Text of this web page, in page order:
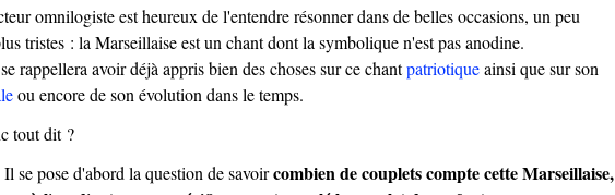
tristes : la Marseillaise est un chant dont la symbolique n'est pas anodine.
rappellera avoir déjà appris bien des choses sur ce chantpatriotiqueainsi que sur son
ou encore de son évolution dans le temps.
tout dit ?
Il se pose d'abord la question de savoircombien de couplets compte cette Marseillaise,